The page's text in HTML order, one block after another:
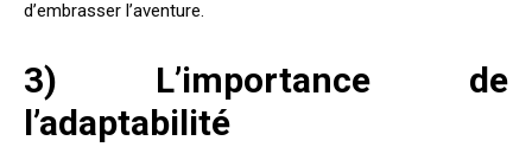
d’embrasser l’aventure.
3) L’importance de
l’adaptabilité